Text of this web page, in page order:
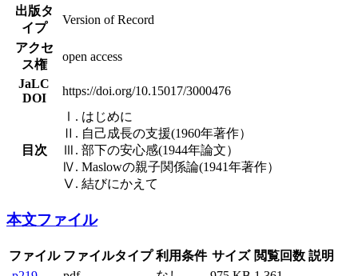
出版タ
イプ
Version of Record
アクセ
ス権
open access
JaLC
DOI
https://doi.org/10.15017/3000476
目次
Ⅰ. はじめに
Ⅱ. 自己成長の支援(1960年著作）
Ⅲ. 部下の安心感(1944年論文）
Ⅳ. Maslowの親子関係論(1941年著作）
Ⅴ. 結びにかえて
本文ファイル
ファイル ファイルタイプ 利用条件 サイズ 閲覧回数 説明